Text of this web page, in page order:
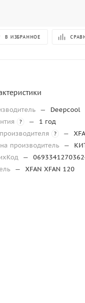
В ИЗБРАННОЕ
—
Deepcool
? —
1 год
? —
производитель —
—
— XFAN XFAN 120